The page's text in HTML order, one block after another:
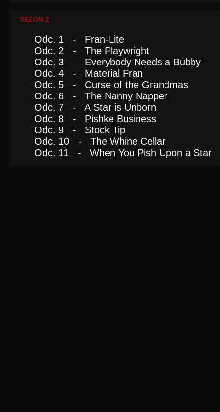
SEZON 2
Odc. 1 - Fran-Lite
Odc. 2 - The Playwright
Odc. 3 - Everybody Needs a Bubby
Odc. 4 - Material Fran
Odc. 5 - Curse of the Grandmas
Odc. 6 - The Nanny Napper
Odc. 7 - A Star is Unborn
Odc. 8 - Pishke Business
Odc. 9 - Stock Tip
Odc. 10 - The Whine Cellar
Odc. 11 - When You Pish Upon a Star